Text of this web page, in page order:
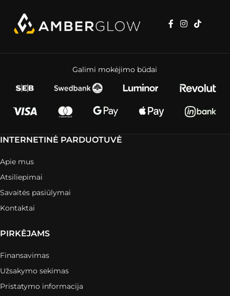
Galimi mokėjimo būdai
INTERNETINĖ PARDUOTUVĖ
Apie mus
Atsiliepimai
Savaitės pasiūlymai
Kontaktai
PIRKĖJAMS
Finansavimas
Užsakymo sekimas
Pristatymo informacija